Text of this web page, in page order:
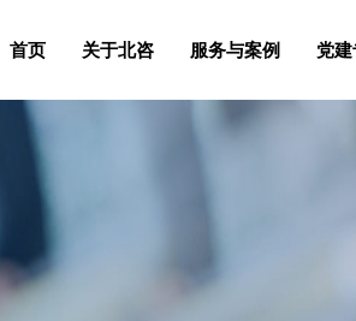
首页 关于北咨 服务与案例 党